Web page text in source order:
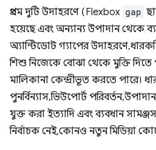
প্রথম দুটি উদাহরণে (Flexbox gap
হয়েছে এবং অন্যান্য উপাদান থেকে
অ্যান্টিডোট গ্যাপের উদাহরণে,
শিশু নিজেকে বোঝা থেকে মুক্তি দিতে
মালিকানা কেন্দ্রীভূত করতে পারে।
পুনর্বিন্যাস, ভিউপোর্ট পরিবর্তন,
যুক্ত করা ইত্যাদি এবং ব্যবধান
নির্বাচক নেই, কোনও নতুন মিডিয়া